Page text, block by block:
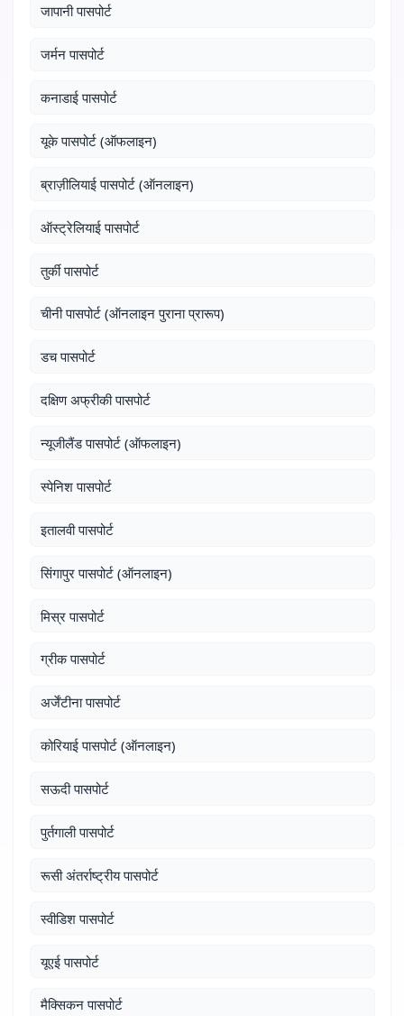
जापानी पासपोर्ट
जर्मन पासपोर्ट
कनाडाई पासपोर्ट
यूके पासपोर्ट (ऑफलाइन)
ब्राज़ीलियाई पासपोर्ट (ऑनलाइन)
ऑस्ट्रेलियाई पासपोर्ट
तुर्की पासपोर्ट
चीनी पासपोर्ट (ऑनलाइन पुराना प्रारूप)
डच पासपोर्ट
दक्षिण अफ्रीकी पासपोर्ट
न्यूजीलैंड पासपोर्ट (ऑफलाइन)
स्पेनिश पासपोर्ट
इतालवी पासपोर्ट
सिंगापुर पासपोर्ट (ऑनलाइन)
मिस्र पासपोर्ट
ग्रीक पासपोर्ट
अर्जेंटीना पासपोर्ट
कोरियाई पासपोर्ट (ऑनलाइन)
सऊदी पासपोर्ट
पुर्तगाली पासपोर्ट
रूसी अंतर्राष्ट्रीय पासपोर्ट
स्वीडिश पासपोर्ट
यूएई पासपोर्ट
मैक्सिकन पासपोर्ट